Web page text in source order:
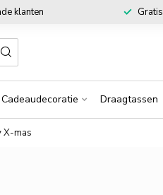
klanten Gratis
Cadeaudecoratie Draagtassen
X-mas